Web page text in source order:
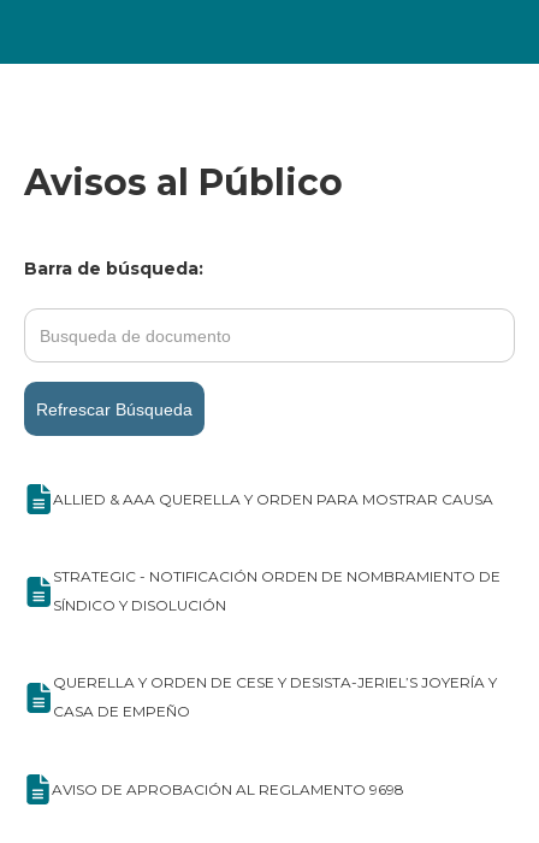
Avisos al Público
Barra de búsqueda:
Refrescar Búsqueda
ALLIED & AAA QUERELLA Y ORDEN PARA MOSTRAR CAUSA
STRATEGIC - NOTIFICACIÓN ORDEN DE NOMBRAMIENTO DE
SÍNDICO Y DISOLUCIÓN
QUERELLA Y ORDEN DE CESE Y DESISTA-JERIEL’S JOYERÍA Y
CASA DE EMPEÑO
AVISO DE APROBACIÓN AL REGLAMENTO 9698